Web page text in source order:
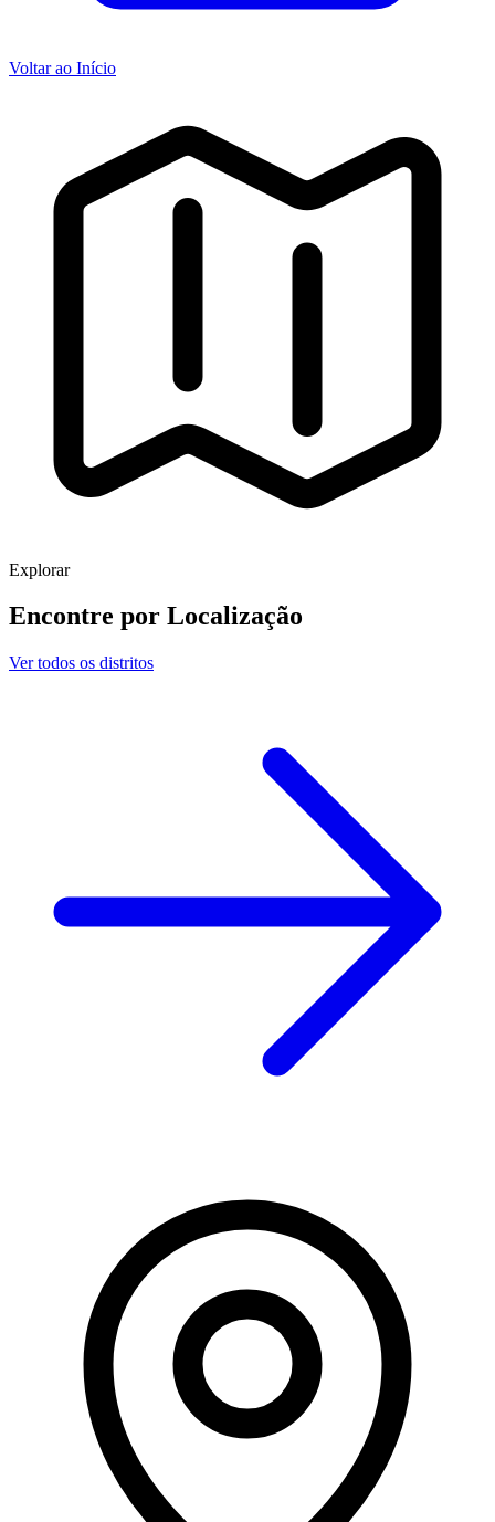
Voltar ao Início
Explorar
Encontre por Localização
Ver todos os distritos